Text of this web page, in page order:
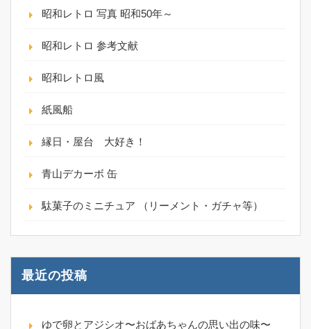
昭和レトロ 写真 昭和50年～
昭和レトロ 参考文献
昭和レトロ風
紙風船
縁日・屋台 大好き！
青山デカーボ 缶
駄菓子のミニチュア （リーメント・ガチャ等）
最近の投稿
ゆで卵とアジシオ〜おばあちゃんの思い出の味〜